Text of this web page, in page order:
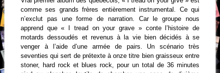
comme ses grands frères entièrement instrumental. Ce qui
n’exclut pas une forme de narration. Car le groupe nous
apprend que « I tread on your grave » conte l’histoire de
motards dessoudés et revenus à la vie bien décidés à se
venger à l’aide d’une armée de pairs. Un scénario très
seventies qui sert de prétexte à onze titre bien graisseux entre
stoner, hard rock et blues rock, pour un total de 36 minutes